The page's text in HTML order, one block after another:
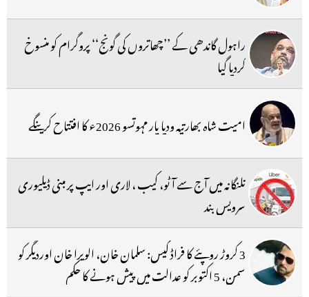
راہول گاندھی کے ’’چھاتروں کی گونج‘‘ پروگرام کو منسوخ
کردیا گیا
امیت شاہ بھارتیہ ودیا پار مہوتسو 2026ء کا افتتاح کرینگے
تلنگانہ میں آج سے آٹو، کیب ، لاری اور ایپ پر مبنی ڈیلیوری
سرویس بند
3 کروڑ روپئے کا فراڈ کیس: سلمان خان، الویرا خان اوردیگر کو
سمن، 5 اکتوبر کو عدالت میں پیش ہونے کا حکم